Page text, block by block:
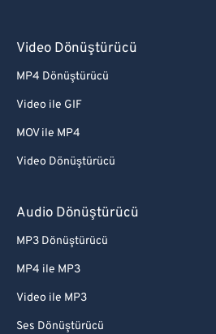
Video Dönüştürücü
MP4 Dönüştürücü
Video ile GIF
MOV ile MP4
Video Dönüştürücü
Audio Dönüştürücü
MP3 Dönüştürücü
MP4 ile MP3
Video ile MP3
Ses Dönüştürücü